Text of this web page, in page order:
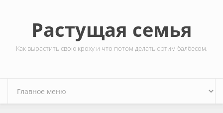
Растущая семья
Как вырастить свою кроху и что потом делать с этим балбесом.